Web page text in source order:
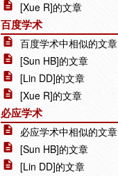
[Xue R]的文章
百度学术
百度学术中相似的文章
[Sun HB]的文章
[Lin DD]的文章
[Xue R]的文章
必应学术
必应学术中相似的文章
[Sun HB]的文章
[Lin DD]的文章